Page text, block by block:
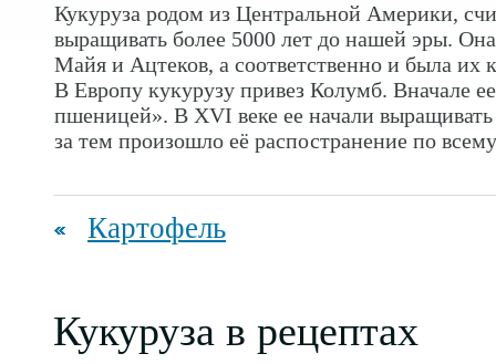
Кукуруза родом из Центральной Америки,
выращивать более 5000 лет до нашей эры.
Майя и Ацтеков, а соответственно и была их
В Европу кукурузу привез Колумб. Вначале
пшеницей». В XVI веке ее начали
за тем произошло её распостранение по
Картофель
Кукуруза в рецептах